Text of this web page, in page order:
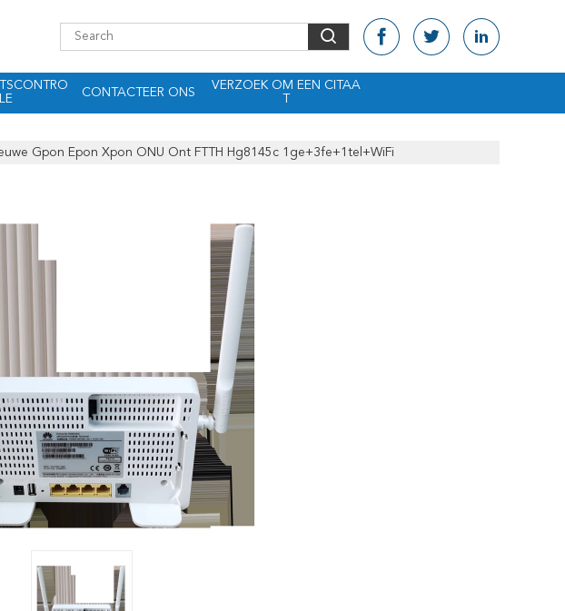
LE
CONTACTEER ONS
VERZOEK OM EEN CITAA
Gpon Epon Xpon ONU Ont FTTH Hg8145c 1ge+3fe+1tel+WiFi